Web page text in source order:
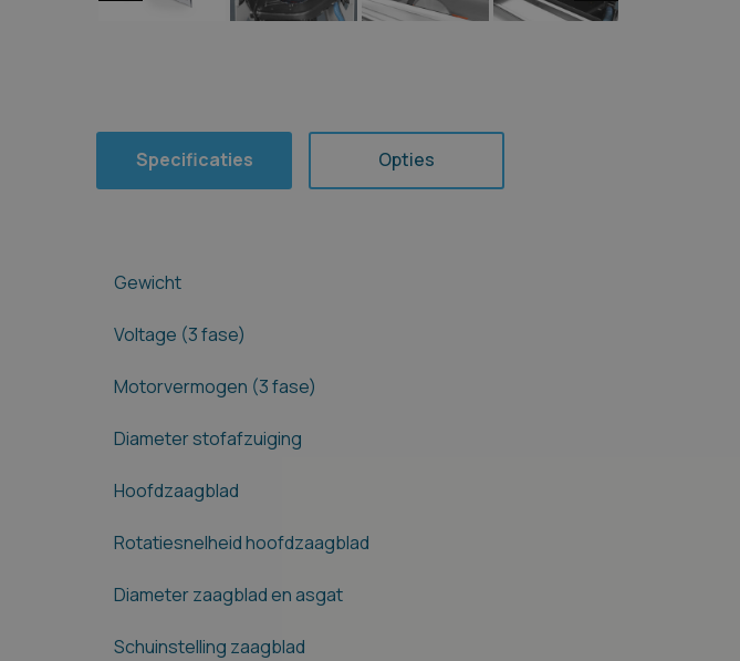
Specificaties Opties
Gewicht
Voltage (3 fase)
Motorvermogen (3 fase)
Diameter stofafzuiging
Hoofdzaagblad
Rotatiesnelheid hoofdzaagblad
Diameter zaagblad en asgat
Schuinstelling zaagblad